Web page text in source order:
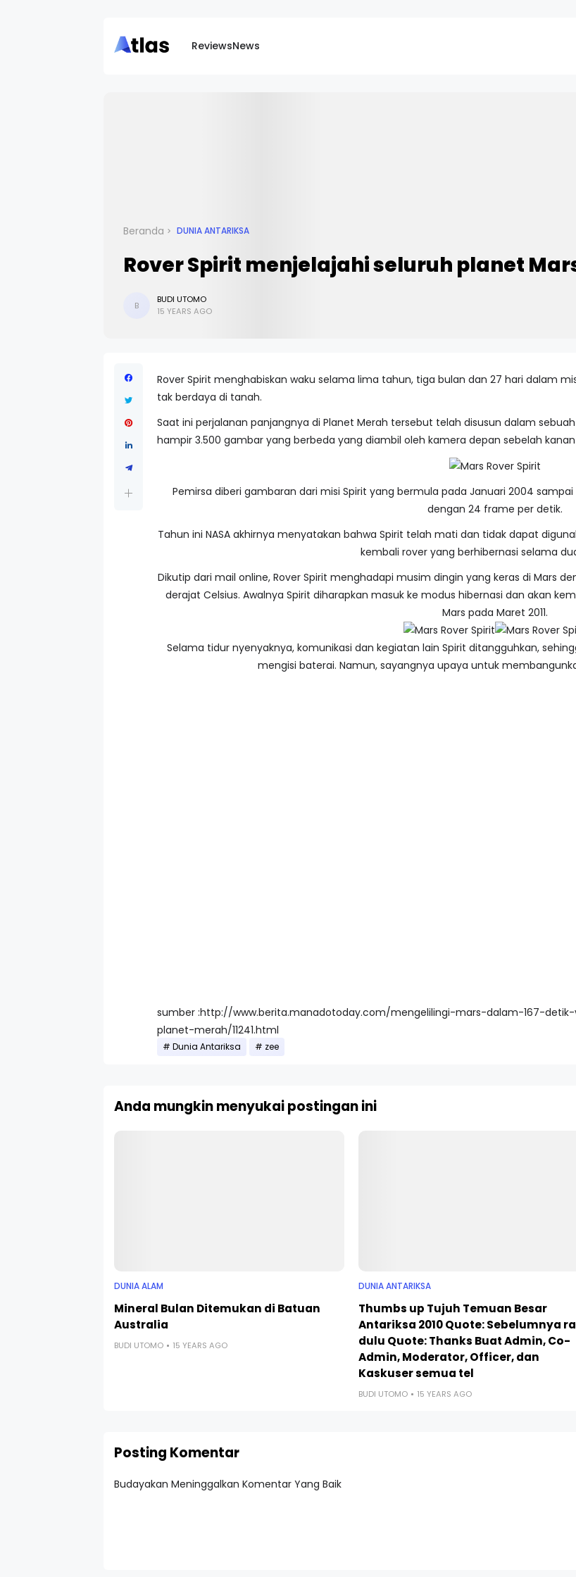
ReviewsNews
Beranda DUNIA ANTARIKSA
Rover Spirit menjelajahi seluruh planet
B
BUDI UTOMO
15 YEARS AGO
Rover Spirit menghabiskan waku selama lima tahun, tiga bulan dan 27 hari dalam
tak berdaya di tanah.
Saat ini perjalanan panjangnya di Planet Merah tersebut telah disusun dalam
hampir 3.500 gambar yang berbeda yang diambil oleh kamera depan sebelah
Pemirsa diberi gambaran dari misi Spirit yang bermula pada Januari 2004
dengan 24 frame per detik.
Tahun ini NASA akhirnya menyatakan bahwa Spirit telah mati dan tidak dapat
kembali rover yang berhibernasi selama
Dikutip dari mail online, Rover Spirit menghadapi musim dingin yang keras di Mars
derajat Celsius. Awalnya Spirit diharapkan masuk ke modus hibernasi dan akan
Mars pada Maret 2011.
Selama tidur nyenyaknya, komunikasi dan kegiatan lain Spirit ditangguhkan,
mengisi baterai. Namun, sayangnya upaya untuk
sumber :http://www.berita.manadotoday.com/mengelilingi-mars-dalam-167-
planet-merah/11241.html
Dunia Antariksa zee
Anda mungkin menyukai postingan ini
DUNIA ALAM
Mineral Bulan Ditemukan di Batuan
Australia
BUDI UTOMO 15 YEARS AGO
DUNIA ANTARIKSA
Thumbs up Tujuh Temuan Besar
Antariksa 2010 Quote: Sebelumnya
dulu Quote: Thanks Buat Admin, Co-
Admin, Moderator, Officer, dan
Kaskuser semua tel
BUDI UTOMO 15 YEARS AGO
Posting Komentar
Budayakan Meninggalkan Komentar Yang Baik